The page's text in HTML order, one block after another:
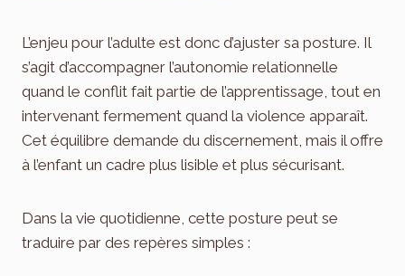
L’enjeu pour l’adulte est donc d’ajuster sa posture. Il
s’agit d’accompagner l’autonomie relationnelle
quand le conflit fait partie de l’apprentissage, tout en
intervenant fermement quand la violence apparaît.
Cet équilibre demande du discernement, mais il offre
à l’enfant un cadre plus lisible et plus sécurisant.
Dans la vie quotidienne, cette posture peut se
traduire par des repères simples :